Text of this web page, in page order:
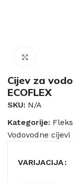
Cijev za
ECOFLEX
SKU: N/A
Kategorije:
Vodovodne
VARIJACIJA